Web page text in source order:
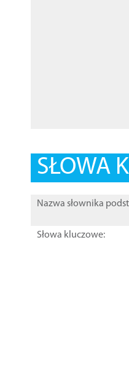
SŁOWA
Nazwa słownika
Słowa kluczowe: